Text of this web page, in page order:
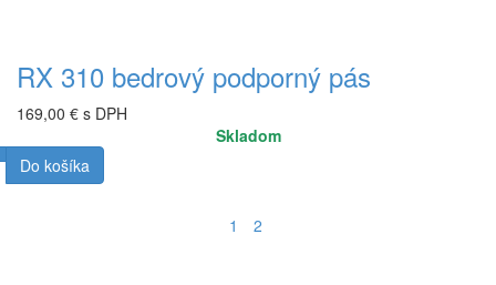
RX 310 bedrový podporný pás
169,00 € s DPH
Skladom
Do košíka
1 2